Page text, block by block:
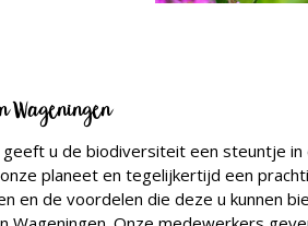
Wageningen
u de biodiversiteit een steuntje
planeet en tegelijkertijd een
de voordelen die deze u kunnen